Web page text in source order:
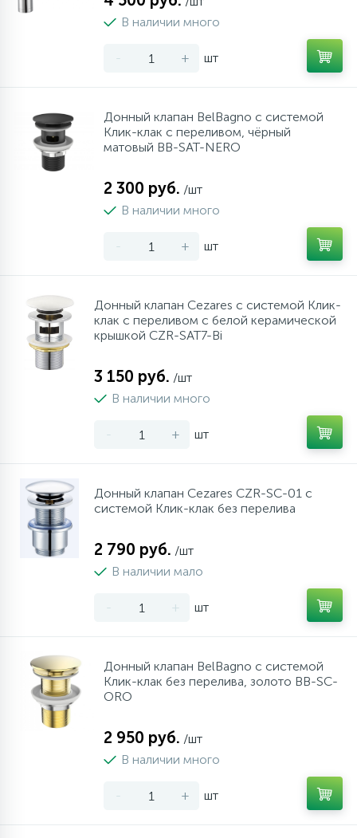
В наличии много
- + шт
Донный клапан BelBagno с системой
Клик-клак с переливом, чёрный
матовый BB-SAT-NERO
2 300 руб. /шт
В наличии много
- + шт
Донный клапан Cezares с системой Клик-
клак с переливом с белой керамической
крышкой CZR-SAT7-Bi
3 150 руб. /шт
В наличии много
- + шт
Донный клапан Cezares CZR-SC-01 с
системой Клик-клак без перелива
2 790 руб. /шт
В наличии мало
- + шт
Донный клапан BelBagno с системой
Клик-клак без перелива, золото BB-SC-
ORO
2 950 руб. /шт
В наличии много
- + шт